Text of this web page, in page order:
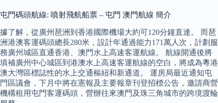
屯門碼頭航線: 噴射飛航船票 – 屯門 澳門航線 簡介
據了解，從廣州琶洲到香港國際機場大約可120分鐘直達。 而琶
洲港澳客運碼頭總長280米，設計年通過能力171萬人次，計劃服
務廣州城區直通香港、澳門水上高速客運航線。 航線開通後將
填補廣州中心城區到港澳水上高速客運航線的空白，將成為粵港
澳大灣區標誌性的水上交通樞紐和新通道。 運房局最近通知屯
門區議會，下月中將在憲報及主要報章刊登招標公告，邀請商營
機構租用屯門客運碼頭，營辦往來澳門及珠三角城市的跨境渡輪